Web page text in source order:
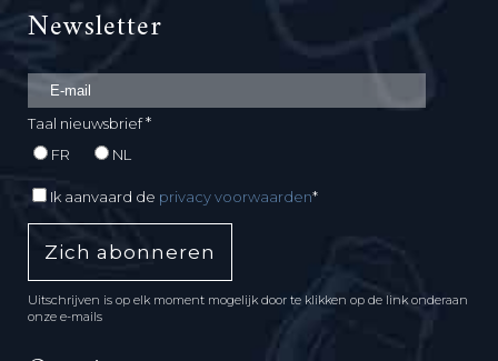
Newsletter
Taal nieuwsbrief*
FR NL
Ik aanvaard de privacy voorwaarden*
Uitschrijven is op elk moment mogelijk door te klikken op de link onderaan
onze e-mails